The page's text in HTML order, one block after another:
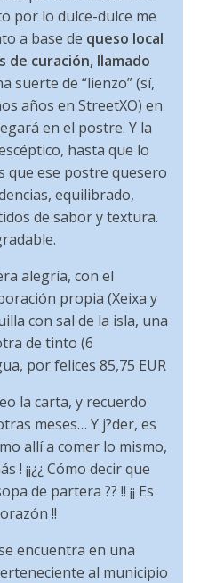
por lo dulce-dulce me
a base de queso local
de curación, llamado
suerte de “lienzo” (sí,
años en StreetXO) en
en el postre. Y la
hasta que lo
que ese postre quesero
equilibrado,
de sabor y textura.
alegría, con el
propia (Xeixa y
con sal de la isla, una
de tinto (6
por felices 85,75 EUR
la carta, y recuerdo
meses… Y j?der, es
allí a comer lo mismo,
! ¡¡¿¿ Cómo decir que
de partera ?? !! ¡¡ Es
!!
encuentra en una
al municipio